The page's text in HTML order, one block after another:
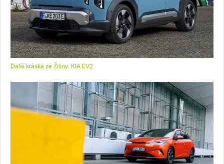
Další kráska ze Žiliny: KIA EV2